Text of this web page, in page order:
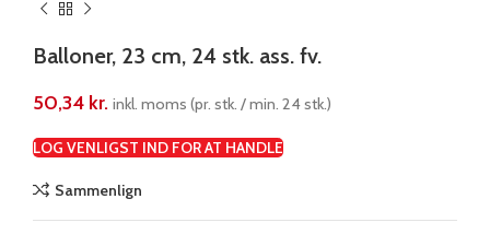
Balloner, 23 cm, 24 stk. ass. fv.
50,34 kr. inkl. moms (pr. stk. / min. 24 stk.)
LOG VENLIGST IND FOR AT HANDLE
Sammenlign